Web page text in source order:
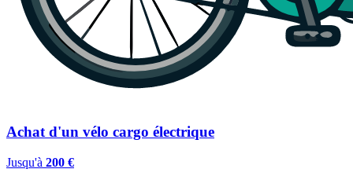
Achat d'un vélo cargo électrique
Jusqu'à 200 €